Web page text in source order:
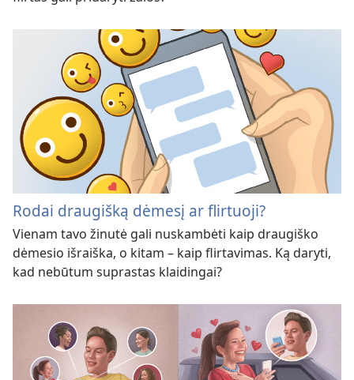
Rodai draugišką dėmesį ar flirtuoji?
Vienam tavo žinutė gali nuskambėti kaip draugiško
dėmesio išraiška, o kitam – kaip flirtavimas. Ką daryti,
kad nebūtum suprastas klaidingai?